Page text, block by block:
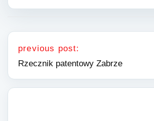
Nawigacja wpisu
previous post:
Rzecznik patentowy Zabrze